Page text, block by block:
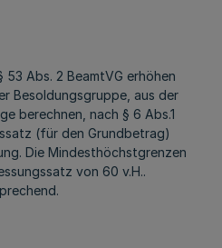
Abs. 2 BeamtVG erhöhen
Besoldungsgruppe, aus der
berechnen, nach § 6 Abs.1
(für den Grundbetrag)
Die Mindesthöchstgrenzen
von 60 v.H..